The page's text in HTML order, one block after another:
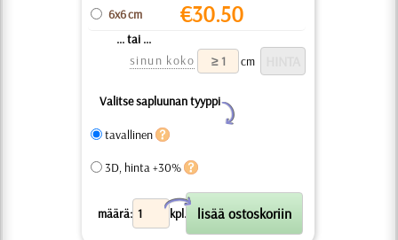
6x6 cm €30.50
... tai ...
sinun koko
cm
Valitse sapluunan tyyppi
Y
tavallinen
3D, hinta +30%
määrä: kpl.
X